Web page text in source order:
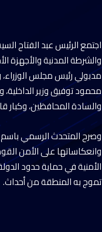
اجتمع الرئيس عبد الفتاح
والشرطة المدنية والأجهزة
مدبولي رئيس مجلس الوزراء،
محمود توفيق وزير
والسادة المحافظين، وكبار
وصرح المتحدث الرسمي باسم
وانعكاساتها على الأمن
الأمنية في حماية حدود
تموج به المنطقة من أحداث.